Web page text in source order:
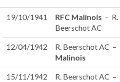
19/10/1941 RFC Malinois – R.
Beerschot AC
12/04/1942 R. Beerschot AC –
Malinois
15/11/1942 R. Beerschot AC –